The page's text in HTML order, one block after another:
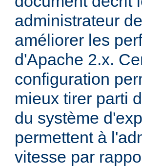
administrateur
améliorer les
d'Apache 2.x.
configuration
mieux tirer parti
du système
permettent à
vitesse par